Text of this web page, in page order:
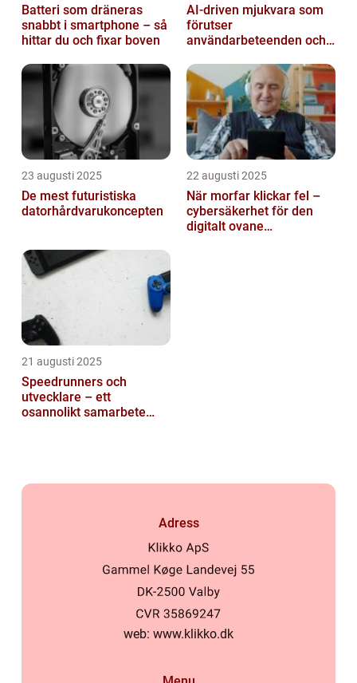
Batteri som dräneras
snabbt i smartphone – så
hittar du och fixar boven
AI-driven mjukvara som
förutser
användarbeteenden och
23 augusti 2025
De mest futuristiska
datorhårdvarukoncepten
22 augusti 2025
När morfar klickar fel –
cybersäkerhet för den
digitalt ovane
21 augusti 2025
Speedrunners och
utvecklare – ett
osannolikt samarbete
Adress
web: www.klikko.dk